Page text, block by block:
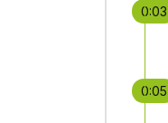
0:03
0:05